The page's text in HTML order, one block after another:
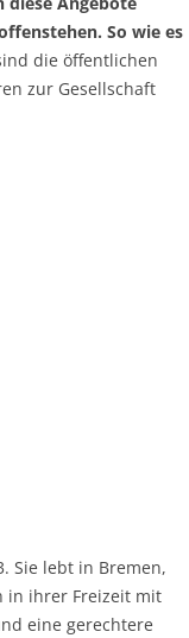
So wie es
die öffentlichen
zur Gesellschaft
Sie lebt in Bremen,
in ihrer Freizeit mit
eine gerechtere